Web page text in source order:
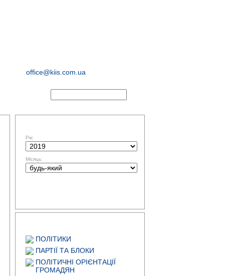
office@kiis.com.ua
Рік:
Місяць:
ПОЛІТИКИ
ПАРТІЇ ТА БЛОКИ
ПОЛІТИЧНІ ОРІЄНТАЦІЇ
ГРОМАДЯН